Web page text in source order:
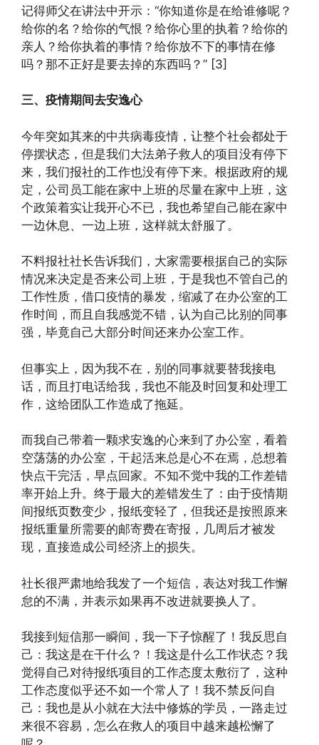
记得师父在讲法中开示：“你知道你是在给谁修呢？
给你的名？给你的气恨？给你心里的执着？给你的
亲人？给你执着的事情？给你放不下的事情在修
吗？那不正好是要去掉的东西吗？” [3]
三、疫情期间去安逸心
今年突如其来的中共病毒疫情，让整个社会都处于
停摆状态，但是我们大法弟子救人的项目没有停下
来，我们报社的工作也没有停下来。根据政府的规
定，公司员工能在家中上班的尽量在家中上班，这
个政策着实让我开心不已，我也希望自己能在家中
一边休息、一边上班，这样就太舒服了。
不料报社社长告诉我们，大家需要根据自己的实际
情况来决定是否来公司上班，于是我也不管自己的
工作性质，借口疫情的暴发，缩减了在办公室的工
作时间，而且自我感觉不错，认为自己比别的同事
强，毕竟自己大部分时间还来办公室工作。
但事实上，因为我不在，别的同事就要替我接电
话，而且打电话给我，我也不能及时回复和处理工
作，这给团队工作造成了拖延。
而我自己带着一颗求安逸的心来到了办公室，看着
空荡荡的办公室，干起活来总是心不在焉，总想着
快点干完活，早点回家。不知不觉中我的工作差错
率开始上升。终于最大的差错发生了：由于疫情期
间报纸页数变少，报纸变轻了，但我还是按照原来
报纸重量所需要的邮寄费在寄报，几周后才被发
现，直接造成公司经济上的损失。
社长很严肃地给我发了一个短信，表达对我工作懈
怠的不满，并表示如果再不改进就要换人了。
我接到短信那一瞬间，我一下子惊醒了！我反思自
己：我这是在干什么？！我这是什么工作状态？我
觉得自己对待报纸项目的工作态度太敷衍了，这种
工作态度似乎还不如一个常人了！我不禁反问自
己：我也是从小就在大法中修炼的学员，一路走过
来很不容易，怎么在救人的项目中越来越松懈了